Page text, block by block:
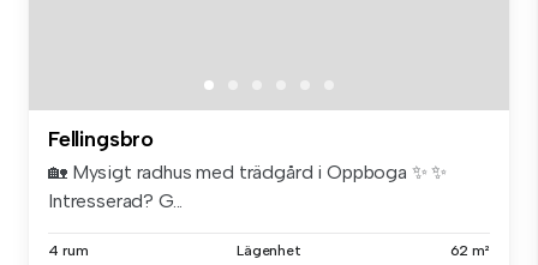
Fellingsbro
🏡 Mysigt radhus med trädgård i Oppboga ✨ ✨
Intresserad? G...
4 rum Lägenhet 62 m²